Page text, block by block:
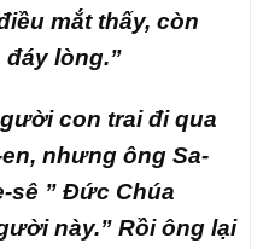
mắt thấy, còn
lòng.”
con trai đi qua
nhưng ông Sa-
sê ” Đức Chúa
này.” Rồi ông lại